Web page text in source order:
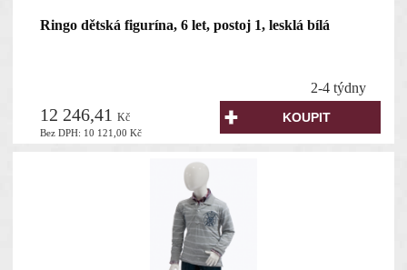
Ringo dětská figurína, 6 let, postoj 1, lesklá bílá
2-4 týdny
Bez DPH: 10 121,00Kč
12 246,41Kč